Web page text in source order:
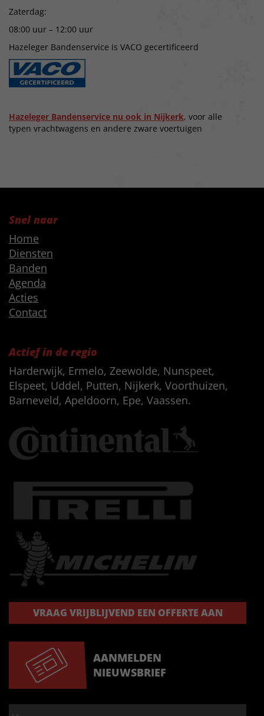
Zaterdag:
08:00 uur – 12:00 uur
Hazeleger Bandenservice is VACO gecertificeerd
Hazeleger Bandenservice nu ook in Nijkerk, voor alle
typen vrachtwagens en andere zware voertuigen
Snel naar
Home
Diensten
Banden
Agenda
Acties
Contact
Actief in de regio
Harderwijk, Ermelo, Zeewolde, Nunspeet,
Elspeet, Uddel, Putten, Nijkerk, Voorthuizen,
Barneveld, Apeldoorn, Epe, Vaassen.
VRAAG VRIJBLIJVEND EEN OFFERTE AAN
AANMELDEN
NIEUWSBRIEF